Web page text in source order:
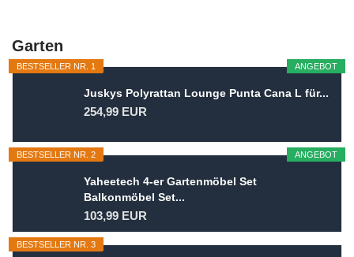
Garten
ANGEBOT
BESTSELLER NR. 1
Juskys Polyrattan Lounge Punta Cana L für...
254,99 EUR
ANGEBOT
BESTSELLER NR. 2
Yaheetech 4-er Gartenmöbel Set
Balkonmöbel Set...
103,99 EUR
BESTSELLER NR. 3